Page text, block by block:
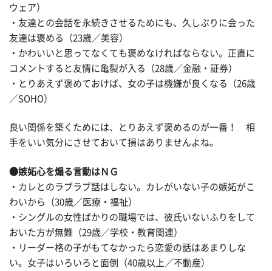
ウェア）
・友達との会話を永続きさせるためにも、久しぶりに会った
友達は褒める（23歳／美容）
・かわいいと思ってなくても褒めなければならない。正直に
コメントすると友情に亀裂が入る（28歳／金融・証券）
・とりあえず褒めておけば、女の子は機嫌が良くなる（26歳
／SOHO）
良い関係を築くためには、とりあえず褒めるのが一番！ 相
手をいい気分にさせておいて損はありませんよね。
●嫉妬心を煽る言動はＮＧ
・カレとのラブラブ話はしない。カレがいない子の嫉妬がこ
わいから（30歳／医療・福祉）
・シングルの女性ばかりの職場では、彼氏いないふりをして
おいた方が無難（29歳／学校・教育関連）
・リーダー格の子がもてなかったら恋愛の話はあまりしな
い。女子はいろいろと面倒（40歳以上／不動産）